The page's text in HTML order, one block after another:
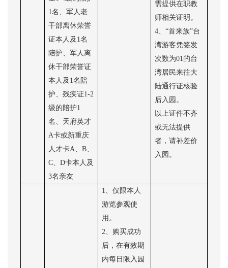
1名、军人老
干部离休荣誉
证本人及1名
陪护、军人离
休干部荣誉证
本人及1名陪
护、残疾证1-2
级的陪护1
名、天府英才
A卡或新重庆
人才卡A、B、
C、D卡本人及
3名亲友
需提供在职教
师相关证明。
4、“首来族”台
湾游客凭签发
次数为01的台
湾居民来往大
陆通行证核验
后入园。
以上证件不齐
或无法提供
者，请补差价
入园。
1、仅限本人
游览参观使
用。
2、购买成功
后，在有效期
内每日限入园